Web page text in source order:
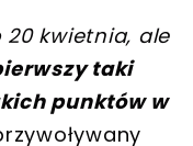
kwietnia, ale
taki
punktów w